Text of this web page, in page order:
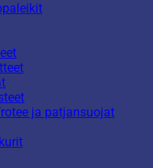
ja patjansuojat